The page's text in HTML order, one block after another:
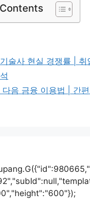
술사 현실 경쟁률 | 취
다음 금융 이용법 | 간